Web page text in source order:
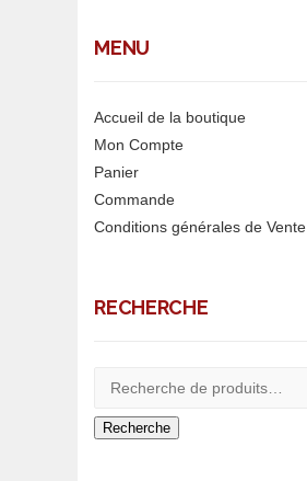
MENU
Accueil de la boutique
Mon Compte
Panier
Commande
Conditions générales de Vente
RECHERCHE
Recherche